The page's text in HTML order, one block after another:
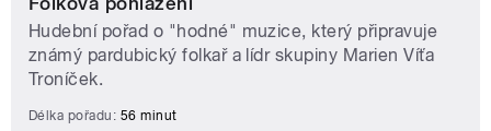
Hudební pořad o "hodné" muzice, který připravuje
známý pardubický folkař a lídr skupiny Marien Víťa
Troníček.
Délka pořadu: 56 minut